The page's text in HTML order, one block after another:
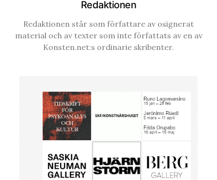
Redaktionen
Redaktionen står som författare av osignerat
material och av texter som inte författats av en av
Konsten.net:s ordinarie skribenter.